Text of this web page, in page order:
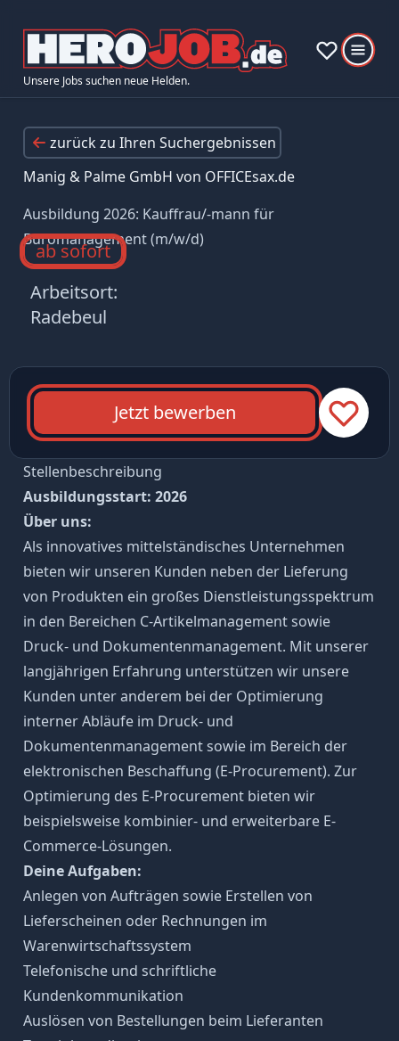
Unsere Jobs suchen neue Helden.
zurück zu Ihren Suchergebnissen
Manig & Palme GmbH von OFFICEsax.de
Ausbildung 2026: Kauffrau/-mann für
Büromanagement (m/w/d)
ab sofort
Arbeitsort:
Radebeul
Jetzt bewerben
Stellenbeschreibung
Ausbildungsstart: 2026
Über uns:
Als innovatives mittelständisches Unternehmen
bieten wir unseren Kunden neben der Lieferung
von Produkten ein großes Dienstleistungsspektrum
in den Bereichen C-Artikelmanagement sowie
Druck- und Dokumentenmanagement. Mit unserer
langjährigen Erfahrung unterstützen wir unsere
Kunden unter anderem bei der Optimierung
interner Abläufe im Druck- und
Dokumentenmanagement sowie im Bereich der
elektronischen Beschaffung (E-Procurement). Zur
Optimierung des E-Procurement bieten wir
beispielsweise kombinier- und erweiterbare E-
Commerce-Lösungen.
Deine Aufgaben:
Anlegen von Aufträgen sowie Erstellen von
Lieferscheinen oder Rechnungen im
Warenwirtschaftssystem
Telefonische und schriftliche
Kundenkommunikation
Auslösen von Bestellungen beim Lieferanten